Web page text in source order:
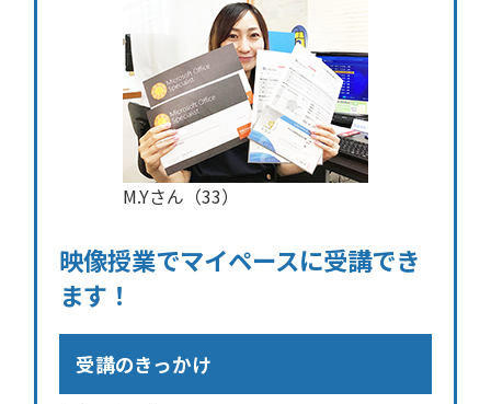
M.Yさん（33）
映像授業でマイペースに受講でき
ます！
受講のきっかけ